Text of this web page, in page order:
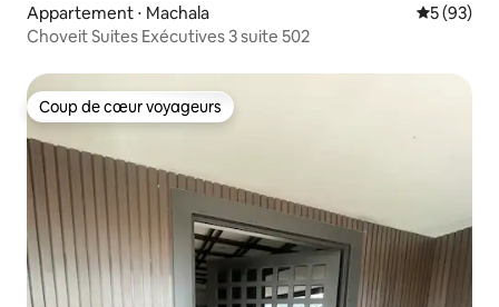
Appartement ⋅ Machala
5 (93)
Choveit Suites Exécutives 3 suite 502
Coup de cœur voyageurs
Coup de cœur voyageurs